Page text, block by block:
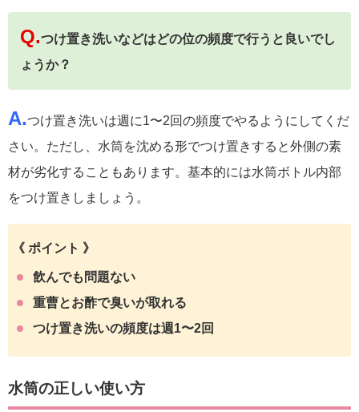
Q.つけ置き洗いなどはどの位の頻度で行うと良いでし
ょうか？
A.つけ置き洗いは週に1〜2回の頻度でやるようにしてくだ
さい。ただし、水筒を沈める形でつけ置きすると外側の素
材が劣化することもあります。基本的には水筒ボトル内部
をつけ置きしましょう。
《 ポイント 》
飲んでも問題ない
重曹とお酢で臭いが取れる
つけ置き洗いの頻度は週1〜2回
水筒の正しい使い方